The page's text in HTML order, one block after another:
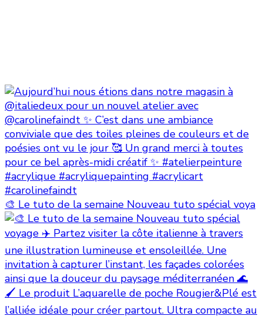
🎨 Le tuto de la semaine Nouveau tuto spécial voya